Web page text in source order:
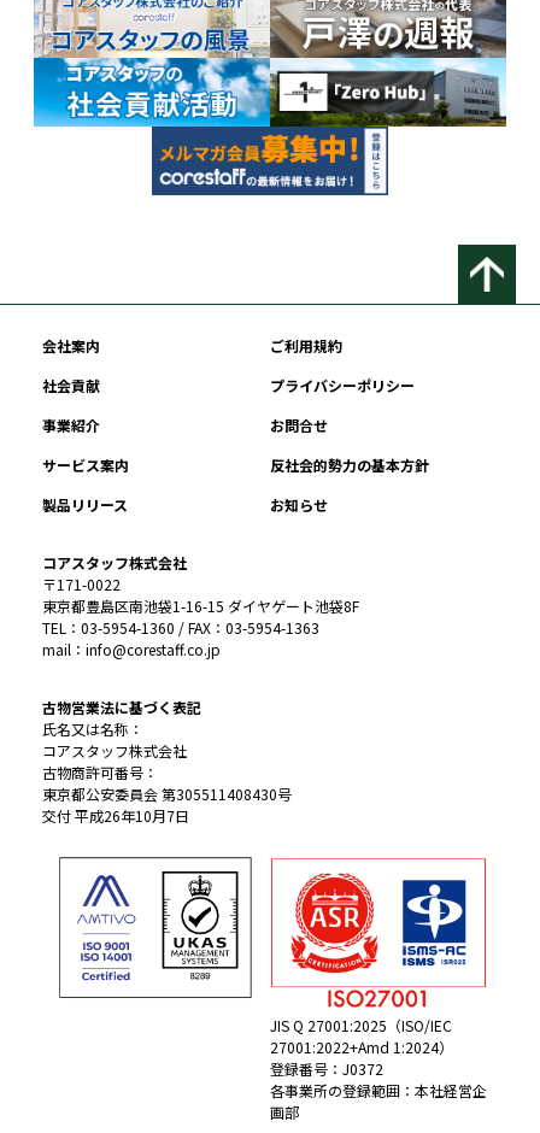
会社案内
ご利用規約
社会貢献
プライバシーポリシー
事業紹介
お問合せ
サービス案内
反社会的勢力の基本方針
製品リリース
お知らせ
コアスタッフ株式会社
〒171-0022
東京都豊島区南池袋1-16-15 ダイヤゲート池袋8F
TEL：03-5954-1360 / FAX：03-5954-1363
mail：info@corestaff.co.jp
古物営業法に基づく表記
氏名又は名称：
コアスタッフ株式会社
古物商許可番号：
東京都公安委員会 第305511408430号
交付 平成26年10月7日
JIS Q 27001:2025（ISO/IEC
27001:2022+Amd 1:2024）
登録番号：J0372
各事業所の登録範囲：本社経営企
画部